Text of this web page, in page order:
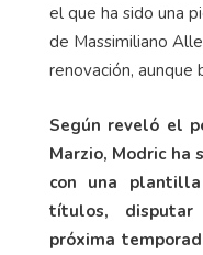
el que ha sido una
de Massimiliano
renovación, aunque
Según reveló el
Marzio, Modric
con una
títulos,
próxima